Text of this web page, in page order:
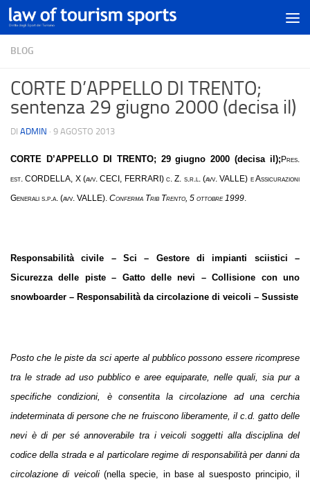
BLOG
CORTE D’APPELLO DI TRENTO;
sentenza 29 giugno 2000 (decisa il)
DI ADMIN · 9 AGOSTO 2013
CORTE D’APPELLO DI TRENTO; 29 giugno 2000 (decisa il);Pres.
est. CORDELLA, X (avv. CECI, FERRARI) c. Z. s.r.l. (avv. VALLE) e Assicurazioni
Generali s.p.a. (avv. VALLE). Conferma Trib Trento, 5 ottobre 1999.
Responsabilità civile – Sci – Gestore di impianti sciistici –
Sicurezza delle piste – Gatto delle nevi – Collisione con uno
snowboarder – Responsabilità da circolazione di veicoli – Sussiste
Posto che le piste da sci aperte al pubblico possono essere ricomprese
tra le strade ad uso pubblico e aree equiparate, nelle quali, sia pur a
specifiche condizioni, è consentita la circolazione ad una cerchia
indeterminata di persone che ne fruiscono liberamente, il c.d. gatto delle
nevi è di per sé annoverabile tra i veicoli soggetti alla disciplina del
codice della strada e al particolare regime di responsabilità per danni da
circolazione di veicoli(nella specie, in base al suesposto principio, il